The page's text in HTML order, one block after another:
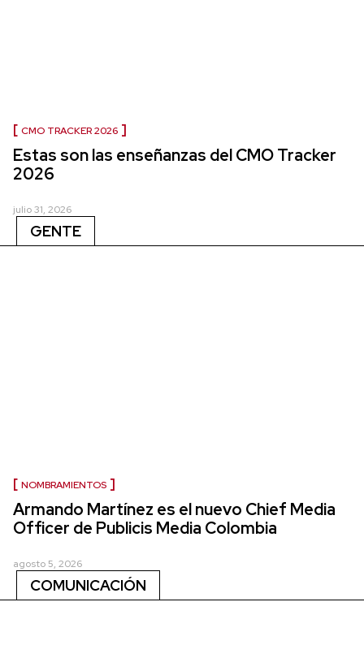
CMO TRACKER 2026
Estas son las enseñanzas del CMO Tracker
2026
julio 31, 2026
GENTE
NOMBRAMIENTOS
Armando Martínez es el nuevo Chief Media
Officer de Publicis Media Colombia
agosto 5, 2026
COMUNICACIÓN